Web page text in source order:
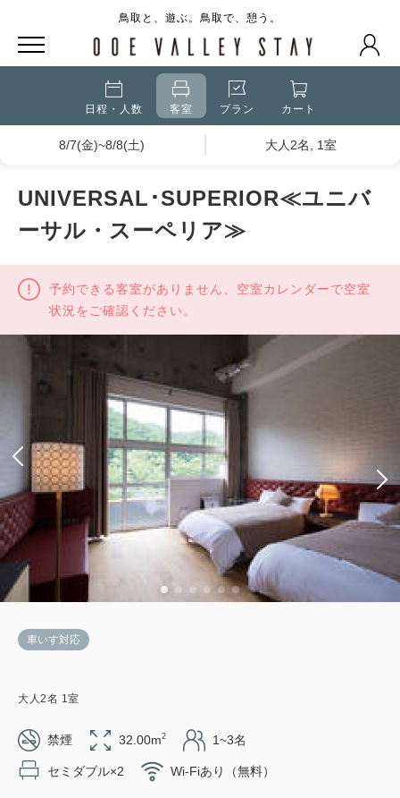
鳥取と、遊ぶ。鳥取で、憩う。
日程・人数 客室 プラン カート
8/7(金)~8/8(土) 大人2名, 1室
UNIVERSAL･SUPERIOR≪ユニバ
ーサル・スーペリア≫
予約できる客室がありません、空室カレンダーで空室
状況をご確認ください。
車いす対応
大人 2名 1 室
禁煙 32.00m2 1~3名
セミダブル×2 Wi-Fiあり（無料）